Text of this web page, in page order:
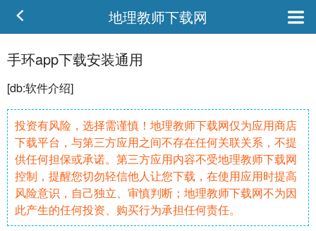
地理教师下载网
手环app下载安装通用
[db:软件介绍]
投资有风险，选择需谨慎！地理教师下载网仅为应用商店
下载平台，与第三方应用之间不存在任何关联关系，不提
供任何担保或承诺。第三方应用内容不受地理教师下载网
控制，提醒您切勿轻信他人让您下载，在使用应用时提高
风险意识，自己独立、审慎判断；地理教师下载网不为因
此产生的任何投资、购买行为承担任何责任。